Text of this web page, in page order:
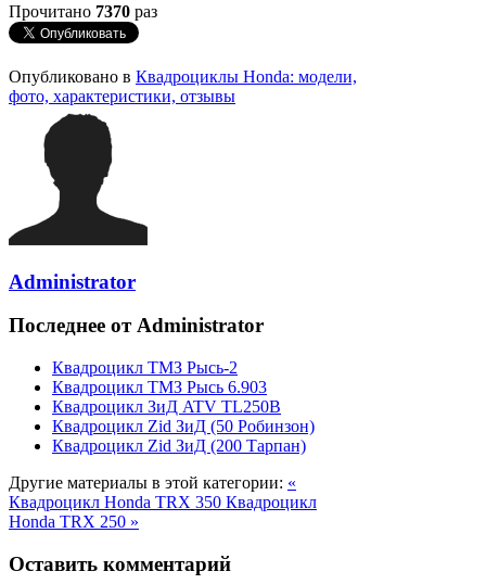
Прочитано 7370 раз
Опубликовано в Квадроциклы Honda: модели,
фото, характеристики, отзывы
Administrator
Последнее от Administrator
Квадроцикл ТМЗ Рысь-2
Квадроцикл ТМЗ Рысь 6.903
Квадроцикл ЗиД ATV TL250B
Квадроцикл Zid ЗиД (50 Робинзон)
Квадроцикл Zid ЗиД (200 Тарпан)
Другие материалы в этой категории: «
Квадроцикл Honda TRX 350 Квадроцикл
Honda TRX 250 »
Оставить комментарий